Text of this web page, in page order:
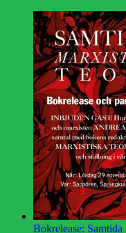
Bokrelease: